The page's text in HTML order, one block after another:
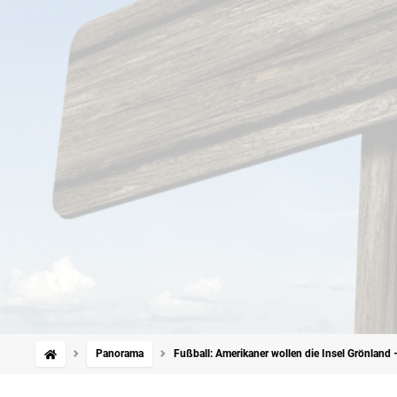
Panorama Fußball: Amerikaner wollen die Insel Grönland